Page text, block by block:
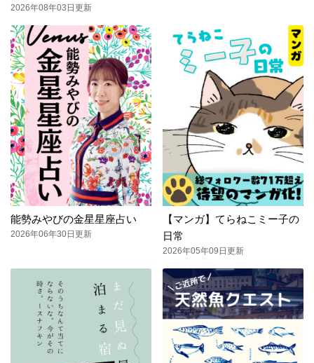
2026年08年03日更新
能勢みやびの金星星座占い
2026年06年30日更新
【マンガ】てらねこミー子の
日常
2026年05年09日更新